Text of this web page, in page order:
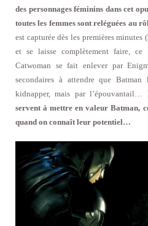
des personnages féminins dans cet
toutes les femmes sont reléguées au
est capturée dès les premières
et se laisse complètement faire,
Catwoman se fait enlever par
secondaires à attendre que
kidnapper, mais par l’épouvantail…
servent à mettre en valeur Batman,
quand on connaît leur potentiel…